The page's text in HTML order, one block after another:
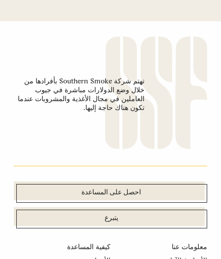
تهتم شركة Southern Smoke بأفرادها من
خلال وضع الدولارات مباشرة في جيوب
العاملين في مجال الأغذية والمشروبات عندما
تكون هناك حاجة إليها.
احصل على المساعدة
يتبرع
معلومات عنا
كيفية المساعدة